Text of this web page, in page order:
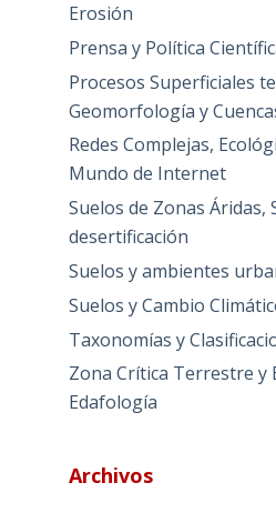
Erosión
Prensa y Política
Procesos Superficiales
Geomorfología y
Redes Complejas,
Mundo de Internet
Suelos de Zonas Áridas,
desertificación
Suelos y ambientes
Suelos y Cambio
Taxonomías y
Zona Crítica Terrestre y
Edafología
Archivos